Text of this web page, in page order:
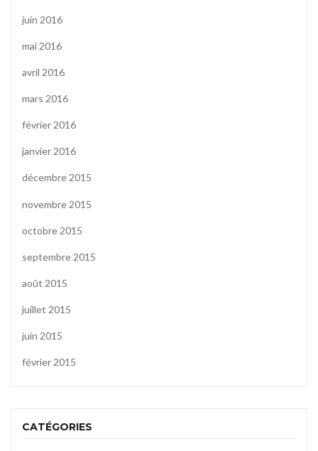
juin 2016
mai 2016
avril 2016
mars 2016
février 2016
janvier 2016
décembre 2015
novembre 2015
octobre 2015
septembre 2015
août 2015
juillet 2015
juin 2015
février 2015
CATÉGORIES